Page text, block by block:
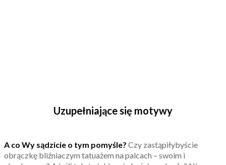
Uzupełniające się motywy
A co Wy sądzicie o tym pomyśle? Czy zastąpiłybyście
obrączkę bliźniaczym tatuażem na palcach – swoim i